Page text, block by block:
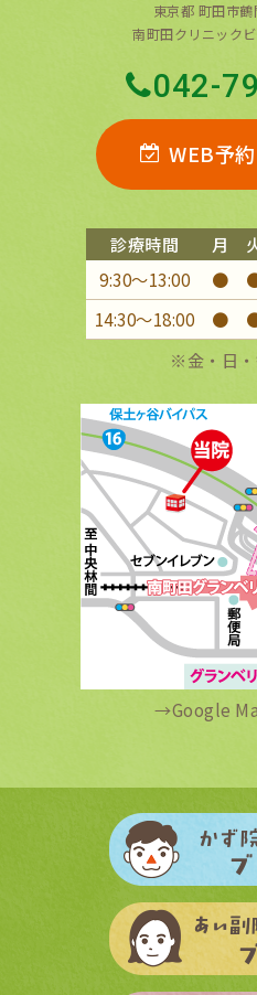
東京都 町田市
南町田クリニック
042-
WEB予
診療時間 月
9:30〜13:00
●
14:30〜18:00
●
※金・日
→Google